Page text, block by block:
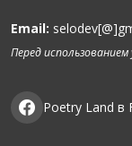
Email:
Перед
Poetry Land в